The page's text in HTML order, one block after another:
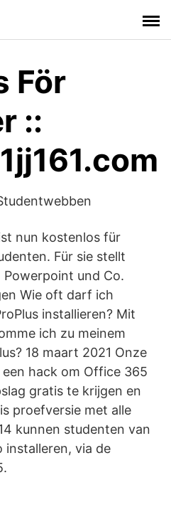
För
::
nun kostenlos für
Für sie stellt
und Co.
Wie oft darf ich
installieren? Mit
ich zu meinem
18 maart 2021 Onze
hack om Office 365
gratis te krijgen en
proefversie met alle
kunnen studenten van
installeren, via de